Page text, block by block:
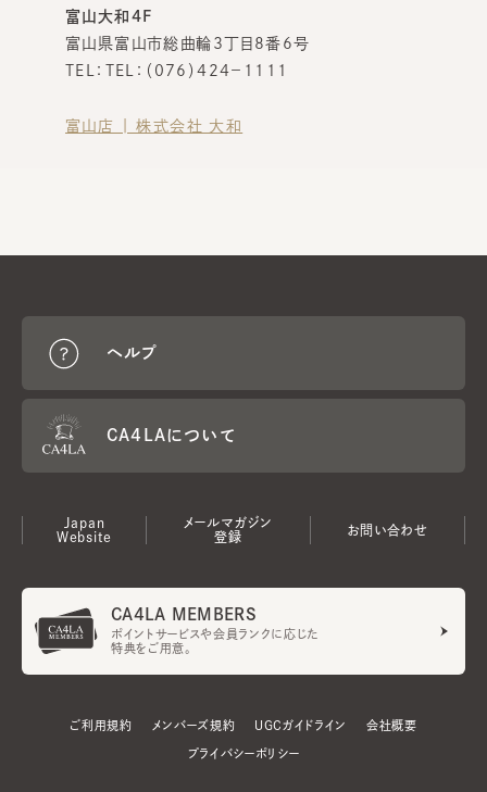
富山大和4F
富山県富山市総曲輪3丁目8番6号
TEL：TEL：（076）424－1111
富山店 | 株式会社 大和
ヘルプ
CA4LAについて
Japan
Website
メールマガジン
登録
お問い合わせ
CA4LA MEMBERS
ポイントサービスや会員ランクに応じた
特典をご用意。
ご利用規約 メンバーズ規約 UGCガイドライン 会社概要
プライバシーポリシー